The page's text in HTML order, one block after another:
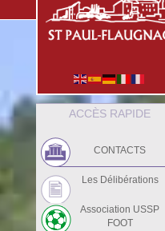
ACCÈS RAPIDE
CONTACTS
Les Délibérations
Association USSP
FOOT